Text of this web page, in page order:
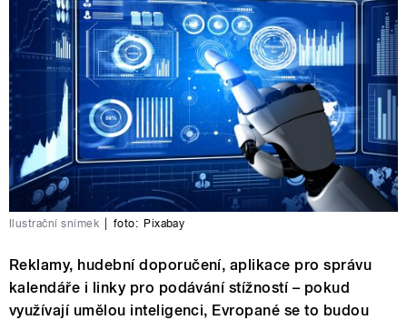
Ilustrační snímek foto: Pixabay
Reklamy, hudební doporučení, aplikace pro správu
kalendáře i linky pro podávání stížností – pokud
využívají umělou inteligenci, Evropané se to budou